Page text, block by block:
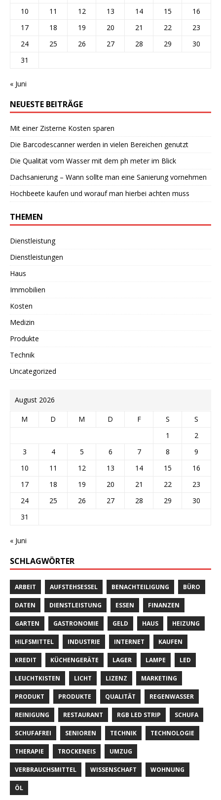
10
11 12 13 14 15
16
17
18 19 20 21 22
23
24
25 26 27 28 29
30
31
« Juni
NEUESTE BEITRÄGE
Mit einer Zisterne Kosten sparen
Die Barcodescanner werden in vielen Bereichen genutzt
Die Qualität vom Wasser mit dem ph meter im Blick
Dachsanierung – Wann sollte man eine Sanierung vornehmen
Hochbeete kaufen und worauf man hierbei achten muss
THEMEN
Dienstleistung
Dienstleistungen
Haus
Immobilien
Kosten
Medizin
Produkte
Technik
Uncategorized
August 2026
M D M D F S
S
1
2
3
4 5 6 7 8
9
10
11 12 13 14 15
16
17
18 19 20 21 22
23
24
25 26 27 28 29
30
31
« Juni
SCHLAGWÖRTER
ARBEIT AUFSTEHSESSEL BENACHTEILIGUNG BÜRO
DATEN DIENSTLEISTUNG ESSEN FINANZEN
GARTEN GASTRONOMIE GELD HAUS HEIZUNG
HILFSMITTEL INDUSTRIE INTERNET KAUFEN
KREDIT KÜCHENGERÄTE LAGER LAMPE LED
LEUCHTKISTEN LICHT LIZENZ MARKETING
PRODUKT PRODUKTE QUALITÄT REGENWASSER
REINIGUNG RESTAURANT RGB LED STRIP SCHUFA
SCHUFAFREI SENIOREN TECHNIK TECHNOLOGIE
THERAPIE TROCKENEIS UMZUG
VERBRAUCHSMITTEL WISSENSCHAFT WOHNUNG
ÖL